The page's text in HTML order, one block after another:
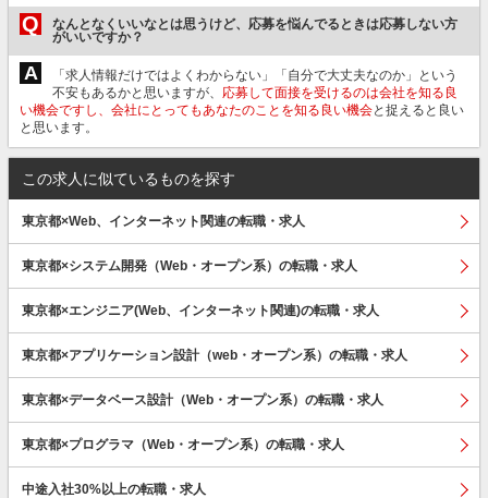
Q
なんとなくいいなとは思うけど、応募を悩んでるときは応募しない方
がいいですか？
A
「求人情報だけではよくわからない」「自分で大丈夫なのか」という
不安もあるかと思いますが、 応募して面接を受けるのは会社を知る良
い機会ですし、会社にとってもあなたのことを知る良い機会と捉えると良い
と思います。
この求人に似ているものを探す
東京都×Web、インターネット関連の転職・求人
東京都×システム開発（Web・オープン系）の転職・求人
東京都×エンジニア(Web、インターネット関連)の転職・求人
東京都×アプリケーション設計（web・オープン系）の転職・求人
東京都×データベース設計（Web・オープン系）の転職・求人
東京都×プログラマ（Web・オープン系）の転職・求人
中途入社30%以上の転職・求人